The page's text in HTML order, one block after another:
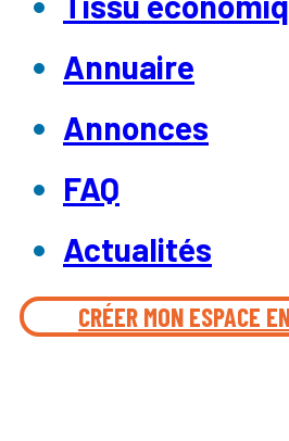
Annuaire
Annonces
FAQ
Actualités
CRÉER MON ESPACE